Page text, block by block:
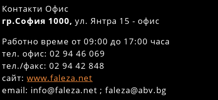
Контакти Офис
гр.София 1000, ул. Янтра 15 - офис
Работно време от 09:00 до 17:00 часа
тел. офис: 02 94 46 069
тел./факс: 02 94 42 848
сайт:www.faleza.net
email: info@faleza.net ; faleza@abv.bg